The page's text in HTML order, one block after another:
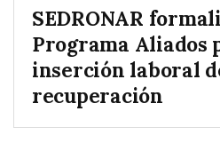
SEDRONAR
Programa Aliados
inserción laboral
recuperación